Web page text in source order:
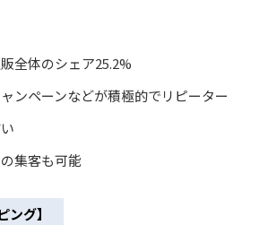
全体のシェア25.2%
ンペーンなどが積極的でリピーター
集客も可能
ング】